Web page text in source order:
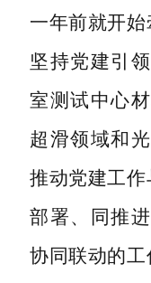
一年前就开始
坚持党建引
室测试中心
超滑领域和
推动党建工作
部署、同推
协同联动的工